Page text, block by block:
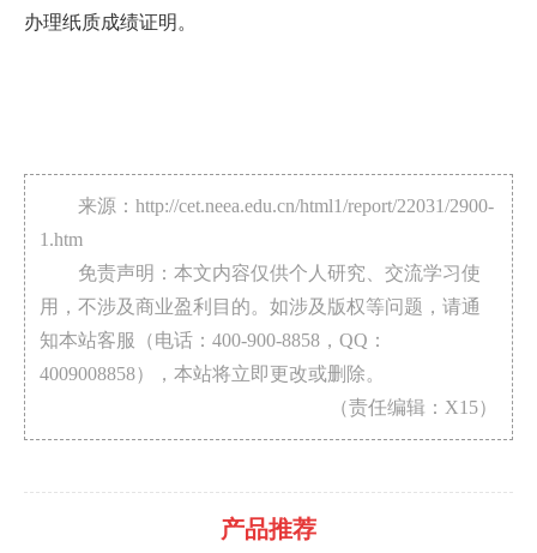
办理纸质成绩证明。
来源：http://cet.neea.edu.cn/html1/report/22031/2900-
1.htm
免责声明：本文内容仅供个人研究、交流学习使
用，不涉及商业盈利目的。如涉及版权等问题，请通
知本站客服（电话：400-900-8858，QQ：
4009008858），本站将立即更改或删除。
（责任编辑：X15）
产品推荐